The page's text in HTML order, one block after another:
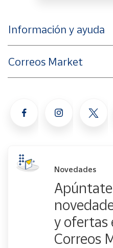
Información y ayuda
Correos Market
Novedades
y ofertas
Correos